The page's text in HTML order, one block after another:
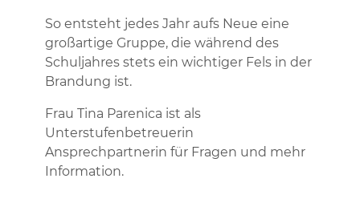
So entsteht jedes Jahr aufs Neue eine
großartige Gruppe, die während des
Schuljahres stets ein wichtiger Fels in der
Brandung ist.
Frau Tina Parenica ist als
Unterstufenbetreuerin
Ansprechpartnerin für Fragen und mehr
Information.